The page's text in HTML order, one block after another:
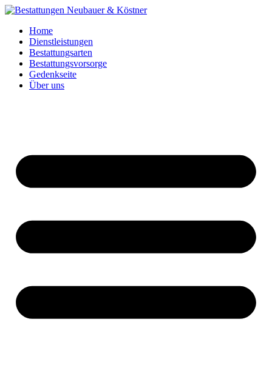
Inhalt
springen
Home
Dienstleistungen
Bestattungsarten
Bestattungsvorsorge
Gedenkseite
Über uns